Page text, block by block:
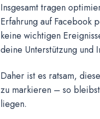
Insgesamt tragen
Erfahrung auf Facebook
keine wichtigen
deine Unterstützung und
Daher ist es ratsam,
zu markieren – so
liegen.